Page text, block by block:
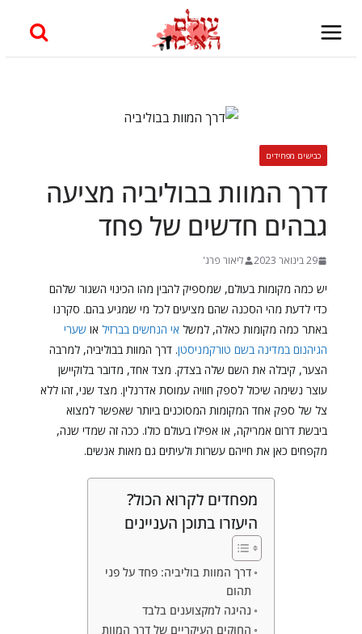
כבישים מפחידים
דרך המוות בבוליביה מציעה
גבהים חדשים של פחד
29 בינואר 2023 ליאור פרג'
יש כמה מקומות בעולם, שמספיק להבין מהו הכינוי השגור שלהם
כדי לדעת מהי הסכנה שהם מציעים לכל מי שמגיע בהם. סקרנו
באתר כמה מקומות כאלה, למשל אי הנחשים בברזילאו שערי
הגיהנום במדינה בשם טורקמניסטן. דרך המוות בבוליביה, למרבה
הצער, קיבלה את השם שלה בצדק. מצד אחד, מדובר בלוקיישן
עוצר נשימה שיכול לספק חוויה עמוסת אדרנלין. מצד שני, זהו ללא
צל של ספק אחד המקומות המסוכנים ביותר שאפשר למצוא
ביבשת דרום אמריקה, או אפילו בעולם כולו. ככה זה שמדי שנה,
מקפחים כאן את חייהם עשרות ולעיתים גם מאות אנשים.
מפחדים לקרוא הכול?
היעזרו בתוכן העניינים
דרך המוות בוליביה: פחד על פני
תהום
נהיגה למקצוענים בלבד
החוקים העיקריים של דרך המוות